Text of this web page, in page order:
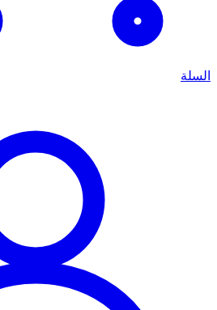
السلة